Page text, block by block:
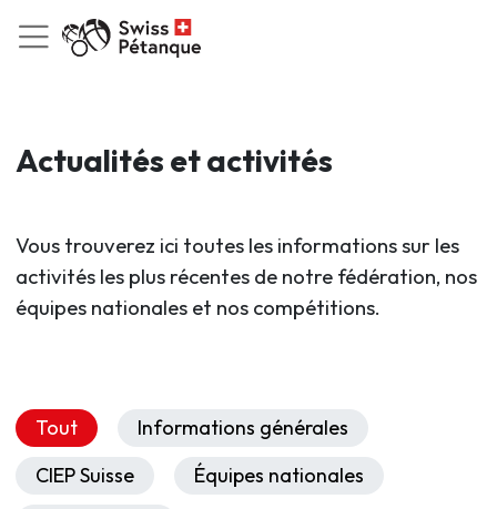
Actualités et activités
Vous trouverez ici toutes les informations sur les
activités les plus récentes de notre fédération, nos
équipes nationales et nos compétitions.
Tout
Informations générales
CIEP Suisse
Équipes nationales